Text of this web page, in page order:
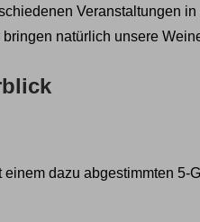
Veranstaltungen
natürlich unsere
dazu abgestimmten 5-